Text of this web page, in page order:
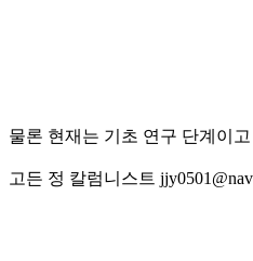
물론 현재는 기초 연구 단계이
고든 정 칼럼니스트